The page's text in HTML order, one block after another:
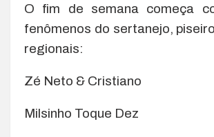
O fim de semana começa
fenômenos do sertanejo,
regionais:
Zé Neto & Cristiano
Milsinho Toque Dez